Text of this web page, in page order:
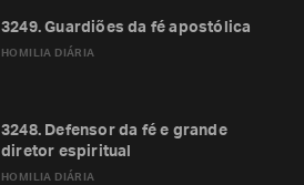
HOMILIA DIÁRIA
3249. Guardiões da fé apostólica
HOMILIA DIÁRIA
3248. Defensor da fé e grande
diretor espiritual